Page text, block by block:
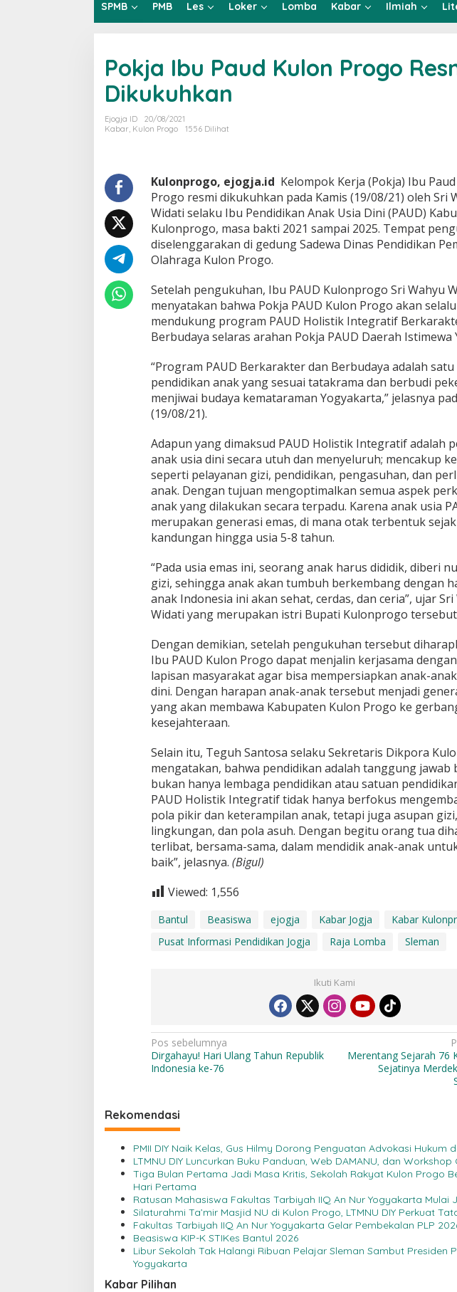
SPMB PMB Les Loker Lomba Kabar Ilmiah
Pokja Ibu Paud Kulon Progo
Dikukuhkan
Ejogja ID
20/08/2021
Kabar, Kulon Progo 1556 Dilihat
Kulonprogo, ejogja.id Kelompok Kerja (Pokja) Ibu
Progo resmi dikukuhkan pada Kamis (19/08/21) oleh Sri
Widati selaku Ibu Pendidikan Anak Usia Dini (PAUD)
Kulonprogo, masa bakti 2021 sampai 2025. Tempat
diselenggarakan di gedung Sadewa Dinas Pendidikan
Olahraga Kulon Progo.
Setelah pengukuhan, Ibu PAUD Kulonprogo Sri Wahyu
menyatakan bahwa Pokja PAUD Kulon Progo akan selalu
mendukung program PAUD Holistik Integratif
Berbudaya selaras arahan Pokja PAUD Daerah Istimewa
“Program PAUD Berkarakter dan Berbudaya adalah satu
pendidikan anak yang sesuai tatakrama dan berbudi
menjiwai budaya kemataraman Yogyakarta,” jelasnya
(19/08/21).
Adapun yang dimaksud PAUD Holistik Integratif adalah
anak usia dini secara utuh dan menyeluruh; mencakup
seperti pelayanan gizi, pendidikan, pengasuhan, dan
anak. Dengan tujuan mengoptimalkan semua aspek
anak yang dilakukan secara terpadu. Karena anak usia
merupakan generasi emas, di mana otak terbentuk
kandungan hingga usia 5-8 tahun.
“Pada usia emas ini, seorang anak harus dididik, diberi
gizi, sehingga anak akan tumbuh berkembang dengan
anak Indonesia ini akan sehat, cerdas, dan ceria”, ujar Sri
Widati yang merupakan istri Bupati Kulonprogo
Dengan demikian, setelah pengukuhan tersebut
Ibu PAUD Kulon Progo dapat menjalin kerjasama
lapisan masyarakat agar bisa mempersiapkan anak-
dini. Dengan harapan anak-anak tersebut menjadi
yang akan membawa Kabupaten Kulon Progo ke
kesejahteraan.
Selain itu, Teguh Santosa selaku Sekretaris Dikpora
mengatakan, bahwa pendidikan adalah tanggung jawab
bukan hanya lembaga pendidikan atau satuan
PAUD Holistik Integratif tidak hanya berfokus
pola pikir dan keterampilan anak, tetapi juga asupan gizi,
lingkungan, dan pola asuh. Dengan begitu orang tua
terlibat, bersama-sama, dalam mendidik anak-anak
baik”, jelasnya. (Bigul)
Viewed: 1,556
Bantul Beasiswa ejogja Kabar Jogja
Kabar
Pusat Informasi Pendidikan Jogja
Raja Lomba Sleman
Ikuti Kami
N
a
g
a
s
i
p
o
s
Pos sebelumnya
Dirgahayu! Hari Ulang Tahun Republik
Indonesia ke-76
Merentang Sejarah 76
Sejatinya
Rekomendasi
PMII DIY Naik Kelas, Gus Hilmy Dorong Penguatan Advokasi Hukum
LTMNU DIY Luncurkan Buku Panduan, Web DAMANU, dan
Tiga Bulan Pertama Jadi Masa Kritis, Sekolah Rakyat Kulon Progo
Hari Pertama
Ratusan Mahasiswa Fakultas Tarbiyah IIQ An Nur Yogyakarta Mulai
Silaturahmi Ta’mir Masjid NU di Kulon Progo, LTMNU DIY Perkuat
Fakultas Tarbiyah IIQ An Nur Yogyakarta Gelar Pembekalan PLP
Beasiswa KIP-K STIKes Bantul 2026
Libur Sekolah Tak Halangi Ribuan Pelajar Sleman Sambut Presiden
Yogyakarta
Kabar Pilihan